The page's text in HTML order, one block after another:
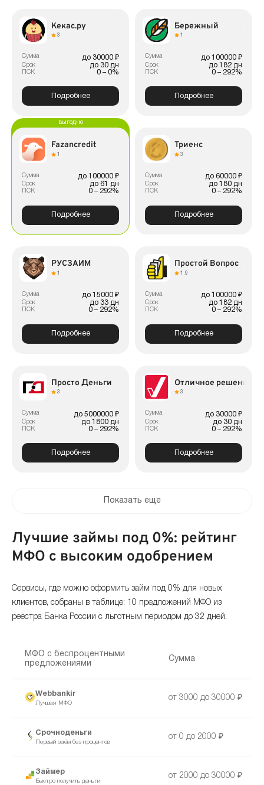
Кекас.ру
3
Сумма до 30000 ₽
Срок до 30 дн
ПСК 0 – 0%
Подробнее
Бережный
Сумма до 100000 ₽
Срок до 182 дн
ПСК 0 – 292%
Подробнее
Fazancredit
1
Сумма до 100000 ₽
Срок до 61 дн
ПСК 0 – 292%
Подробнее
выгодно
Триенс
3
Сумма до 60000 ₽
Срок до 180 дн
ПСК 0 – 292%
Подробнее
РУСЗАЙМ
Сумма до 15000 ₽
Срок до 33 дн
ПСК 0 – 292%
Подробнее
Простой Вопрос
1.9
Сумма до 100000 ₽
Срок до 182 дн
ПСК 0 – 292%
Подробнее
Просто Деньги
3
Сумма до 5000000 ₽
Срок до 1800 дн
ПСК 0 – 292%
Подробнее
Отличное решение
3
Сумма до 30000 ₽
Срок до 30 дн
ПСК 0 – 292%
Подробнее
Показать еще
Лучшие займы под 0%: рейтинг
МФО с высоким одобрением
Сервисы, где можно оформить займ под 0% для новых
клиентов, собраны в таблице: 10 предложений МФО из
реестра Банка России с льготным периодом до 32 дней.
МФО с беспроцентными
предложениями
Сумма
Webbankir
Лучшая МФО
от 3000 до 30000 ₽
Срочноденьги
Первый заём без процентов
от 0 до 2000 ₽
Займер
Быстро получить деньги
от 2000 до 30000 ₽